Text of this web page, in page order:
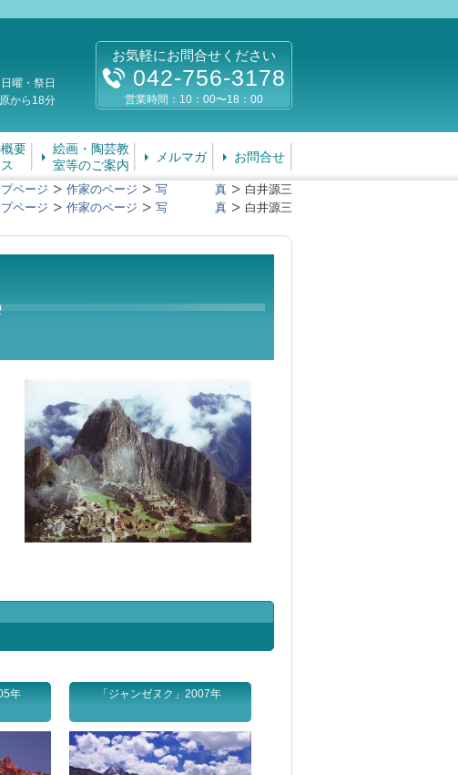
曜・祭日
から18分
お気軽にお問合せください
042-756-3178
営業時間：10：00〜18：00
要
絵画・陶芸教
室等のご案内
メルマガ お問合せ
プページ 作家のページ 写 真
白井源三
プページ
作家のページ 写 真 白井源三
年 「ジャンゼヌク」2007年